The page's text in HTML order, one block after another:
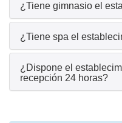
¿Tiene gimnasio el
¿Tiene spa el
¿Dispone el
recepción 24 horas?